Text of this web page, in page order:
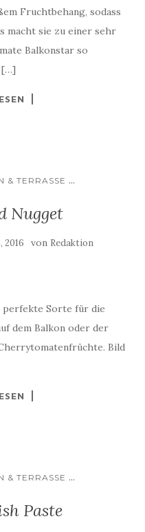
Fruchtbehang, sodass
macht sie zu einer sehr
Balkonstar so
[…]
& TERRASSE ...
Nugget
2016 von Redaktion
perfekte Sorte für die
dem Balkon oder der
Bild
& TERRASSE ...
Paste